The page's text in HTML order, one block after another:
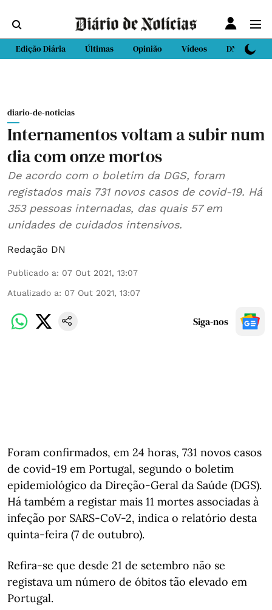
Edição Diária Últimas Opinião Vídeos DN Sport
diario-de-noticias
Internamentos voltam a subir num
dia com onze mortos
De acordo com o boletim da DGS, foram
registados mais 731 novos casos de covid-19. Há
353 pessoas internadas, das quais 57 em
unidades de cuidados intensivos.
Redação DN
Publicado a: 07 Out 2021, 13:07
Atualizado a: 07 Out 2021, 13:07
Siga-nos
Foram confirmados, em 24 horas, 731 novos casos
de covid-19 em Portugal, segundo o boletim
epidemiológico da Direção-Geral da Saúde (DGS).
Há também a registar mais 11 mortes associadas à
infeção por SARS-CoV-2, indica o relatório desta
quinta-feira (7 de outubro).
Refira-se que desde 21 de setembro não se
registava um número de óbitos tão elevado em
Portugal.